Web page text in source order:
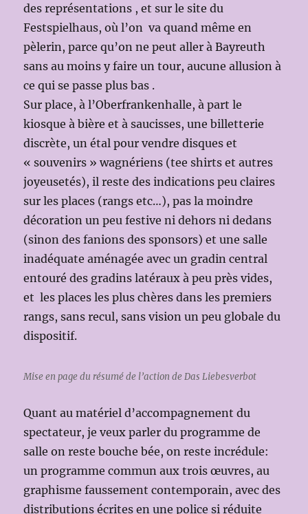
des représentations , et sur le site du
Festspielhaus, où l’on va quand même en
pèlerin, parce qu’on ne peut aller à Bayreuth
sans au moins y faire un tour, aucune allusion à
ce qui se passe plus bas .
Sur place, à l’Oberfrankenhalle, à part le
kiosque à bière et à saucisses, une billetterie
discrète, un étal pour vendre disques et
« souvenirs » wagnériens (tee shirts et autres
joyeusetés), il reste des indications peu claires
sur les places (rangs etc…), pas la moindre
décoration un peu festive ni dehors ni dedans
(sinon des fanions des sponsors) et une salle
inadéquate aménagée avec un gradin central
entouré des gradins latéraux à peu près vides,
et les places les plus chères dans les premiers
rangs, sans recul, sans vision un peu globale du
dispositif.
Mise en page du résumé de l’action de Das Liebesverbot
Quant au matériel d’accompagnement du
spectateur, je veux parler du programme de
salle on reste bouche bée, on reste incrédule:
un programme commun aux trois œuvres, au
graphisme faussement contemporain, avec des
distributions écrites en une police si réduite